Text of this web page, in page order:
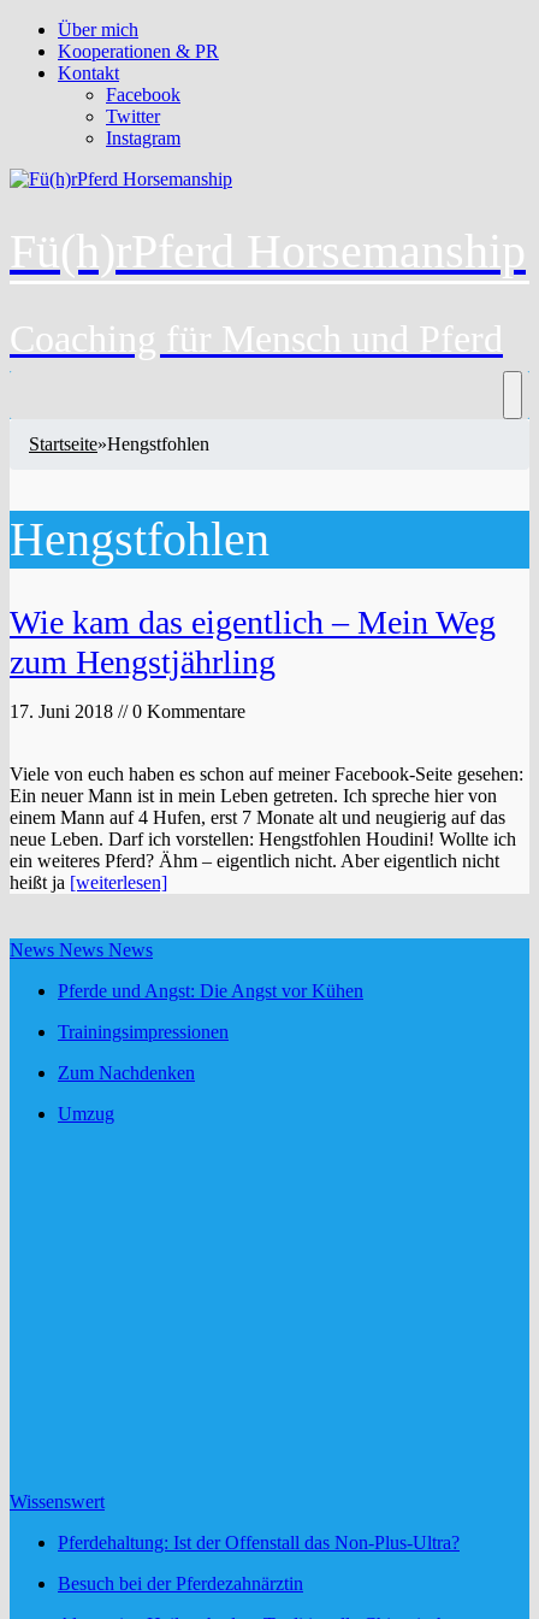
Über mich
Kooperationen & PR
Kontakt
Facebook
Twitter
Instagram
Fü(h)rPferd Horsemanship
Coaching für Mensch und Pferd
Startseite»Hengstfohlen
Hengstfohlen
Wie kam das eigentlich – Mein Weg
zum Hengstjährling
17. Juni 2018 // 0 Kommentare
Viele von euch haben es schon auf meiner Facebook-Seite gesehen:
Ein neuer Mann ist in mein Leben getreten. Ich spreche hier von
einem Mann auf 4 Hufen, erst 7 Monate alt und neugierig auf das
neue Leben. Darf ich vorstellen: Hengstfohlen Houdini! Wollte ich
ein weiteres Pferd? Ähm – eigentlich nicht. Aber eigentlich nicht
heißt ja [weiterlesen]
News News News
Pferde und Angst: Die Angst vor Kühen
Trainingsimpressionen
Zum Nachdenken
Umzug
Wissenswert
Pferdehaltung: Ist der Offenstall das Non-Plus-Ultra?
Besuch bei der Pferdezahnärztin